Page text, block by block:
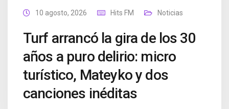
10 agosto, 2026 Hits FM Noticias
Turf arrancó la gira de los 30
años a puro delirio: micro
turístico, Mateyko y dos
canciones inéditas